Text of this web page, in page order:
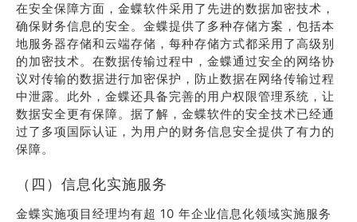
在安全保障方面，金蝶软件采用了先进的数据加密技术，
确保财务信息的安全。金蝶提供了多种存储方案，包括本
地服务器存储和云端存储，每种存储方式都采用了高级别
的加密技术。在数据传输过程中，金蝶通过安全的网络协
议对传输的数据进行加密保护，防止数据在网络传输过程
中泄露。此外，金蝶还具备完善的用户权限管理系统，让
数据安全更有保障。据了解，金蝶软件的安全技术已经通
过了多项国际认证，为用户的财务信息安全提供了有力的
保障。
（四）信息化实施服务
金蝶实施项目经理均有超 10 年企业信息化领域实施服务